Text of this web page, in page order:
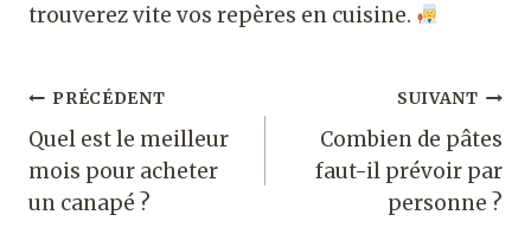
trouverez vite vos repères en cuisine.
Navigation
de
l’article
PRÉCÉDENT
Quel est le meilleur
mois pour acheter
un canapé ?
SUIVANT
Combien de pâtes
faut-il prévoir par
personne ?